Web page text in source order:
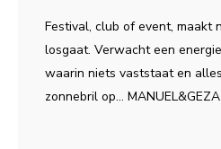
Festival, club of event, maakt
losgaat. Verwacht een
waarin niets vaststaat en
zonnebril op...